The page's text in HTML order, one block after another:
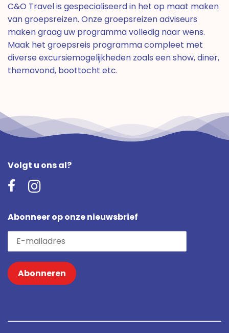
C&O Travel is gespecialiseerd in het op maat maken
van groepsreizen. Onze groepsreizen adviseurs
maken graag uw programma volledig naar wens.
Maak het groepsreis programma compleet met
diverse excursiemogelijkheden zoals een show, diner,
themavond, boottocht etc.
Volgt u ons al?
Abonneer op onze nieuwsbrief
Abonneren